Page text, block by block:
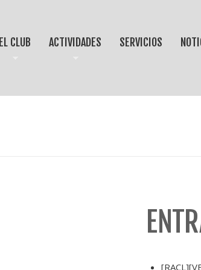
EL CLUB ACTIVIDADES SERVICIOS